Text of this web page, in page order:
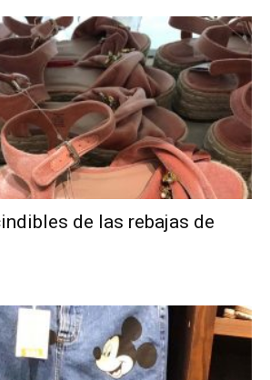
de las rebajas de